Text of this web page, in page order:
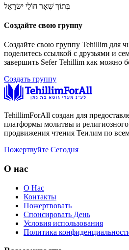
בְּתוֹךְ שְׁאָר חוֹלֵי ישׂרָאֵל
Создайте свою группу
Создайте свою группу Tehillim для
поделитесь ссылкой с друзьями и
завершить Sefer Tehillim как можно
Создать группу
TehillimForAll создан для
платформы молитвы и религиозного
продвижения чтения Теилим по
Пожертвуйте Сегодня
О нас
О Нас
Контакты
Пожертвовать
Спонсировать День
Условия использования
Политика